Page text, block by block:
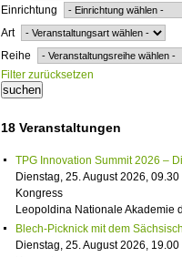
Einrichtung
Art
Reihe
Filter zurücksetzen
18 Veranstaltungen
TPG Innovation Summit 2026 –
Dienstag, 25. August 2026,
Kongress
Leopoldina Nationale Akademie
Blech-Picknick mit dem
Dienstag, 25. August 2026,